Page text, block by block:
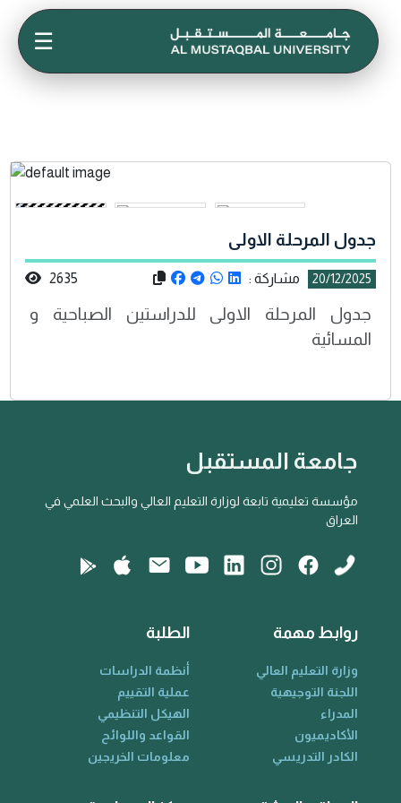
☰
جدول المرحلة الاولى
20/12/2025 مشاركة : 2635
جدول المرحلة الاولى للدراستين الصباحية و
المسائية
جامعة المستقبل
مؤسسة تعليمية تابعة لوزارة التعليم العالي والبحث العلمي في
العراق
روابط مهمة
وزارة التعليم العالي
اللجنة التوجيهية
المدراء
الأكاديميون
الكادر التدريسي
الطلبة
أنظمة الدراسات
عملية التقييم
الهيكل التنظيمي
القواعد واللوائح
معلومات الخريجين